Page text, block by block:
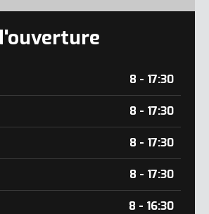
8 - 17:30
8 - 17:30
8 - 17:30
8 - 17:30
8 - 16:30